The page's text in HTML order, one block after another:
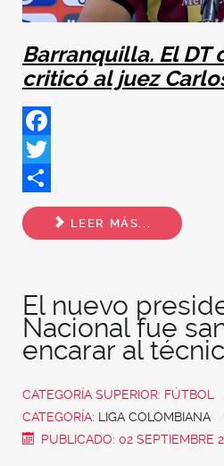
Barranquilla. El DT
criticó al juez
Facebook
Twitter
Share
LEER MÁS...
El nuevo
Nacional fue
encarar al
CATEGORÍA SUPERIOR: FÚTBOL
CATEGORÍA: LIGA COLOMBIANA
PUBLICADO: 02 SEPTIEMBRE